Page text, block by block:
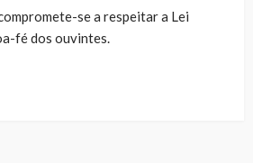
se a respeitar a Lei
fé dos ouvintes.